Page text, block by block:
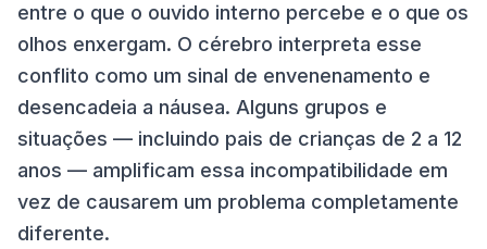
entre o que o ouvido interno percebe e o que os
olhos enxergam. O cérebro interpreta esse
conflito como um sinal de envenenamento e
desencadeia a náusea. Alguns grupos e
situações — incluindo pais de crianças de 2 a 12
anos — amplificam essa incompatibilidade em
vez de causarem um problema completamente
diferente.